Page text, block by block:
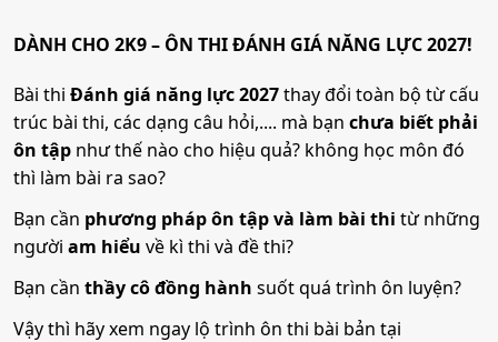
Mã ngành: 7340204B
•Chỉ tiêu:50
• Phương thức xét tuyển:Ưu TiênĐT THPTHọc BạĐGTD
BKĐGNL HN
• Tổ hợp:A01; C04; D01; X25; K00; Q00
Trường dự bị đại học dân tộc nộp hồ sơ đăng ký xét
tuyển của học sinh trường mình về nhà trườngtừ ngày
10/4/2026 đến 17h00 ngày 20/6/2026.
Hồ sơ xét tuyển
Đối với phương thức xét tuyển 100
Thí sinh thực hiện theo quy định của Bộ Giáo dục và
Đào tạo.
DÀNH CHO 2K9 – ÔN THI ĐÁNH GIÁ NĂNG LỰC 2027!
Bài thi Đánh giá năng lực 2027thay đổi toàn bộ từ cấu
trúc bài thi, các dạng câu hỏi,.... mà bạn chưa biết phải
ôn tập như thế nào cho hiệu quả? không học môn đó
thì làm bài ra sao?
Bạn cần phương pháp ôn tập và làm bài thi từ những
người am hiểu về kì thi và đề thi?
Bạn cần thầy cô đồng hành suốt quá trình ôn luyện?
Vậy thì hãy xem ngay lộ trình ôn thi bài bản tại